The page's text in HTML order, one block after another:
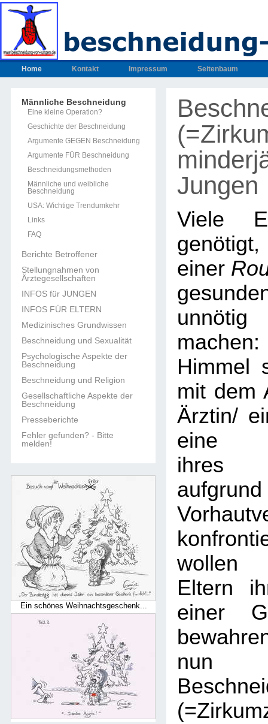
Home Kontakt Impressum Seitenbaum
Männliche Beschneidung
Eine kleine Operation?
Geschichte der Beschneidung
Argumente GEGEN Beschneidung
Argumente FÜR Beschneidung
Beschneidungsmethoden
Männliche und weibliche
Beschneidung
USA: Wichtige Trendumkehr
Links
FAQ
Berichte Betroffener
Stellungnahmen von
Ärztegesellschaften
INFOS für JUNGEN
INFOS FÜR ELTERN
Medizinisches Grundwissen
Beschneidung und Sexualität
Psychologische Aspekte der
Beschneidung
Beschneidung und Religion
Gesellschaftliche Aspekte der
Beschneidung
Presseberichte
Fehler gefunden? - Bitte
melden!
Ein schönes Weihnachtsgeschenk...
Jungen
Viele
einer
Himmel
mit dem
Ärztin/
eine
ihres
wollen
Eltern
einer
nun